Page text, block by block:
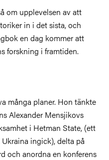
om upplevelsen av att
in i det sista, och
en dag kommer att
forskning i framtiden.
många planer. Hon tänkte
Alexander Mensjikovs
i Hetman State, (ett
ingick), delta på
och anordna en konferens